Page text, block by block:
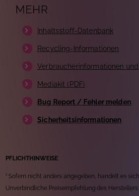
MEHR
Inhaltsstoff-Datenbank
Recycling-Informationen
Verbraucherinformationen
Mediakit (PDF)
Bug Report / Fehler melden
Sicherheitsinformationen
PFLICHTHINWEISE
¹ Sofern nicht anders angegeben, handelt es
Unverbindliche Preisempfehlung des